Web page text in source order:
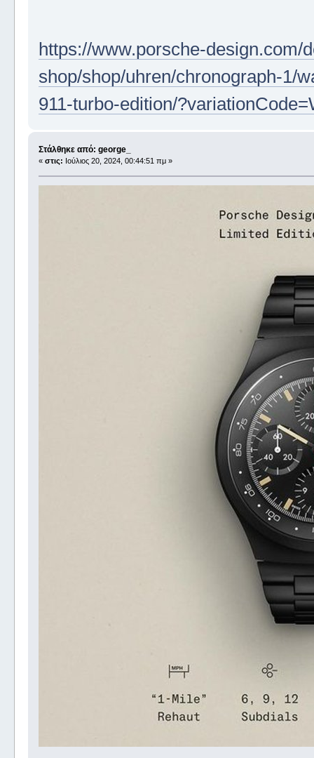
https://www.porsche-design.com/
shop/shop/uhren/chronograph-1/
911-turbo-edition/
Στάλθηκε από: george_
« στις: Ιούλιος 20, 2024, 00:44:51 πμ »